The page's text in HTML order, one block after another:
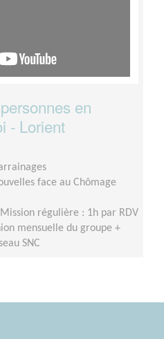
en
- Lorient
face au Chômage
Mission régulière : 1h par RDV
mensuelle du groupe +
SNC